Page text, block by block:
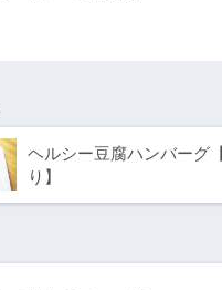
ヘルシー豆腐ハンバーグ
り】